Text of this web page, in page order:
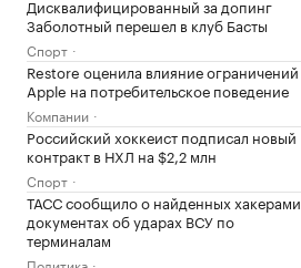
Дисквалифицированный за допинг
Заболотный перешел в клуб Басты
Спорт
Restore оценила влияние ограничений
Apple на потребительское поведение
Компании
Российский хоккеист подписал новый
контракт в НХЛ на $2,2 млн
Спорт
ТАСС сообщило о найденных хакерами
документах об ударах ВСУ по
терминалам